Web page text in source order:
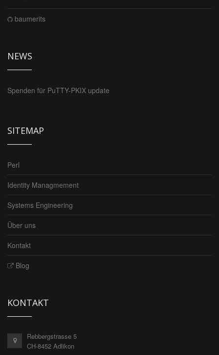
baumerits
NEWS
Spenden für PuTTY-PKIX update
SITEMAP
Perl
Identity Managmement
Systems Engineering
Über uns
Kontakt
Blog
KONTAKT
Rebbergstrasse 5
CH-8452 Adlikon